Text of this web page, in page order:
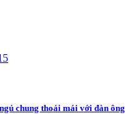
chung thoải mái với đàn ông